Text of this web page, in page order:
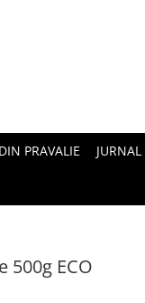
PRAVALIE
500g ECO